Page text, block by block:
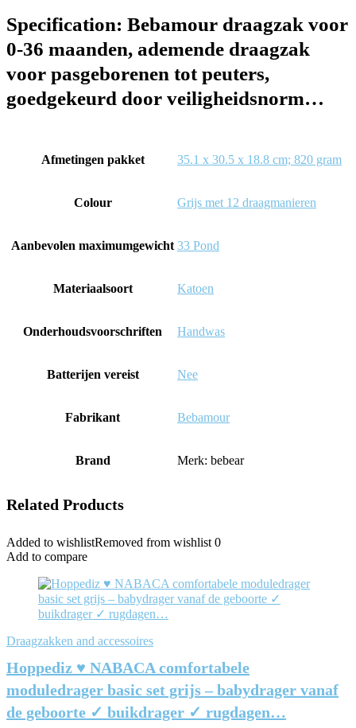
Specification: Bebamour draagzak voor
0-36 maanden, ademende draagzak
voor pasgeborenen tot peuters,
goedgekeurd door veiligheidsnorm…
Afmetingen pakket ‎35.1 x 30.5 x 18.8 cm; 820 gram
Colour ‎Grijs met 12 draagmanieren
Aanbevolen maximumgewicht ‎33 Pond
Materiaalsoort ‎Katoen
Onderhoudsvoorschriften ‎Handwas
Batterijen vereist ‎Nee
Fabrikant ‎Bebamour
Brand Merk: bebear
Related Products
Added to wishlistRemoved from wishlist 0
Add to compare
Draagzakken and accessoires
Hoppediz ♥ NABACA comfortabele
moduledrager basic set grijs – babydrager vanaf
de geboorte ✓ buikdrager ✓ rugdagen…